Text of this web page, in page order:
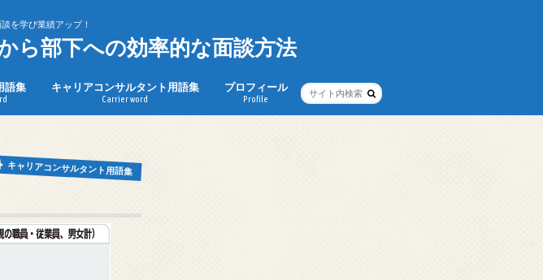
を学び業績アップ！
ら部下への効率的な面談方法
語集 キャリアコンサルタント用語集
Carrier word
プロフィール
Profile
キャリアコンサルタント用語集